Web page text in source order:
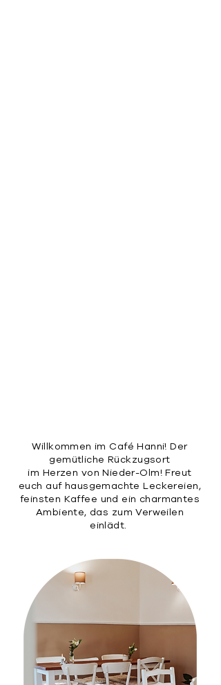
Willkommen im Café Hanni! Der
gemütliche Rückzugsort
im Herzen von Nieder-Olm! Freut
euch auf hausgemachte Leckereien,
feinsten Kaffee und ein charmantes
Ambiente, das zum Verweilen
einlädt.